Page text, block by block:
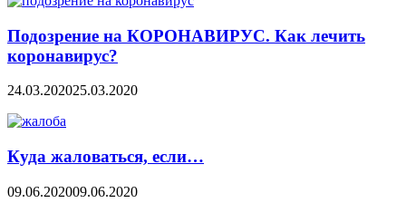
Подозрение на КОРОНАВИРУС. Как лечить
коронавирус?
24.03.202025.03.2020
Куда жаловаться, если…
09.06.202009.06.2020